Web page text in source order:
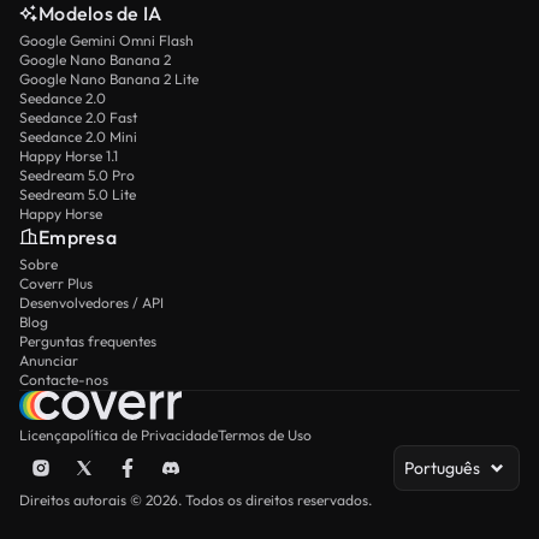
Modelos de IA
Google Gemini Omni Flash
Google Nano Banana 2
Google Nano Banana 2 Lite
Seedance 2.0
Seedance 2.0 Fast
Seedance 2.0 Mini
Happy Horse 1.1
Seedream 5.0 Pro
Seedream 5.0 Lite
Happy Horse
Empresa
Sobre
Coverr Plus
Desenvolvedores / API
Blog
Perguntas frequentes
Anunciar
Contacte-nos
Licençapolítica de PrivacidadeTermos de Uso
Português
Direitos autorais © 2026. Todos os direitos reservados.